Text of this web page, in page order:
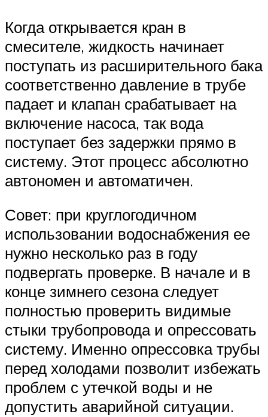
Когда открывается кран в
смесителе, жидкость начинает
поступать из расширительного бака
соответственно давление в трубе
падает и клапан срабатывает на
включение насоса, так вода
поступает без задержки прямо в
систему. Этот процесс абсолютно
автономен и автоматичен.
Совет: при круглогодичном
использовании водоснабжения ее
нужно несколько раз в году
подвергать проверке. В начале и в
конце зимнего сезона следует
полностью проверить видимые
стыки трубопровода и опрессовать
систему. Именно опрессовка трубы
перед холодами позволит избежать
проблем с утечкой воды и не
допустить аварийной ситуации.